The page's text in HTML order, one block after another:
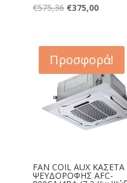
€575,36 Original
€575,36.
€375,00Η
είναι:
€375,00.
Προσφορά!
FAN COIL AUX ΚΑΣΕΤΑ
ΨΕΥΔΟΡΟΦΗΣ AFC-